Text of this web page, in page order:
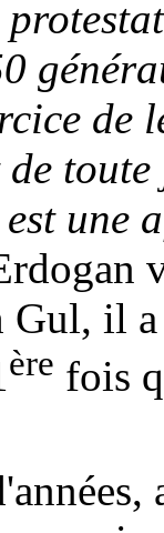
de
une
Gul, il
ère fois